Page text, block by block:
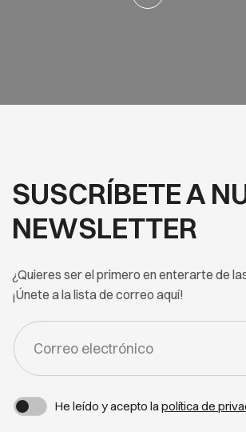
SUSCRÍBETE A
NEWSLETTER
¿Quieres ser el primero en enterarte de
¡Únete a la lista de correo aquí!
FORM
-
NEWSLETTER
He leído y acepto la política de